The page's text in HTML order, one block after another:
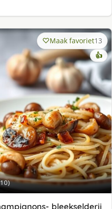
Maak favoriet13
👍
bleekselderij